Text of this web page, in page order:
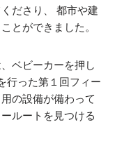
ださり、 都市や建
とができました。
ベビーカーを押し
行った第１回フィー
の設備が備わって
ルートを見つける